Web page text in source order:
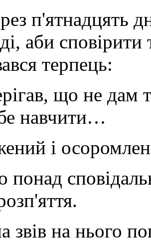
п'ятнадцять
аби
терпець:
що не дам
навчити…
і
понад
на нього